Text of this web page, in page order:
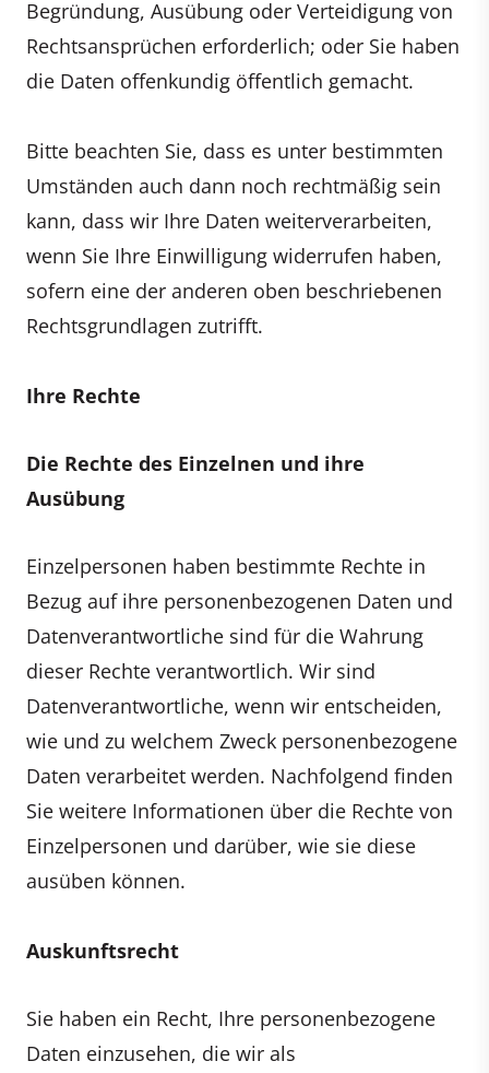
Begründung, Ausübung oder Verteidigung von
Rechtsansprüchen erforderlich; oder Sie haben
die Daten offenkundig öffentlich gemacht.
Bitte beachten Sie, dass es unter bestimmten
Umständen auch dann noch rechtmäßig sein
kann, dass wir Ihre Daten weiterverarbeiten,
wenn Sie Ihre Einwilligung widerrufen haben,
sofern eine der anderen oben beschriebenen
Rechtsgrundlagen zutrifft.
Ihre Rechte
Die Rechte des Einzelnen und ihre
Ausübung
Einzelpersonen haben bestimmte Rechte in
Bezug auf ihre personenbezogenen Daten und
Datenverantwortliche sind für die Wahrung
dieser Rechte verantwortlich. Wir sind
Datenverantwortliche, wenn wir entscheiden,
wie und zu welchem Zweck personenbezogene
Daten verarbeitet werden. Nachfolgend finden
Sie weitere Informationen über die Rechte von
Einzelpersonen und darüber, wie sie diese
ausüben können.
Auskunftsrecht
Sie haben ein Recht, Ihre personenbezogene
Daten einzusehen, die wir als